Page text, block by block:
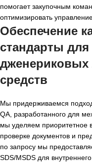
помогает закупочным
оптимизировать
Обеспечение
стандарты для
дженериковых
средств
Мы придерживаемся
QA, разработанного для
мы уделяем приоритетное
проверке документов и
по запросу мы
SDS/MSDS для